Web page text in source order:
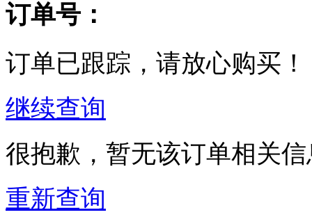
订单号：
订单已跟踪，请放心购买！
继续查询
很抱歉，暂无该订单相关
重新查询